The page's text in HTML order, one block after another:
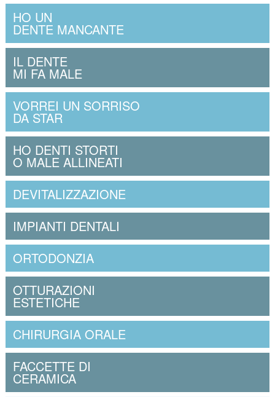
HO UN
DENTE MANCANTE
IL DENTE
MI FA MALE
VORREI UN SORRISO
DA STAR
HO DENTI STORTI
O MALE ALLINEATI
DEVITALIZZAZIONE
IMPIANTI DENTALI
ORTODONZIA
OTTURAZIONI
ESTETICHE
CHIRURGIA ORALE
FACCETTE DI
CERAMICA